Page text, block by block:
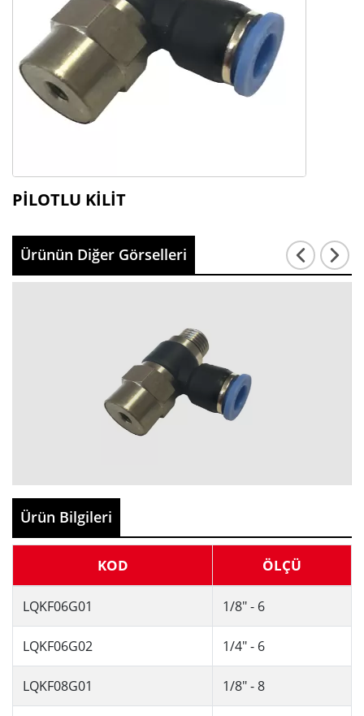
PİLOTLU KİLİT
Ürünün Diğer Görselleri
Ürün Bilgileri
KOD ÖLÇÜ
LQKF06G01 1/8" - 6
LQKF06G02 1/4" - 6
LQKF08G01 1/8" - 8